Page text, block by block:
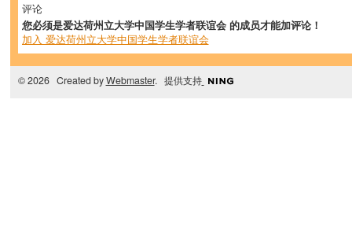
评论
您必须是爱达荷州立大学中国学生学者联谊会 的成员才能加评论！
加入 爱达荷州立大学中国学生学者联谊会
© 2026 Created byWebmaster. 提供支持